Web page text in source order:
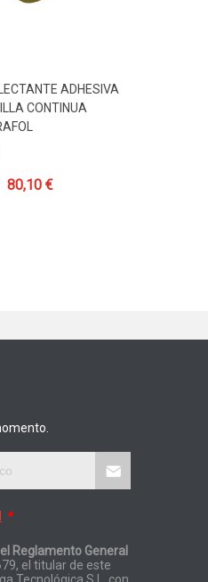
Al Carrito
ADHESIVA
CONTINUA
80,10 €
*
Reglamento General
el titular de este